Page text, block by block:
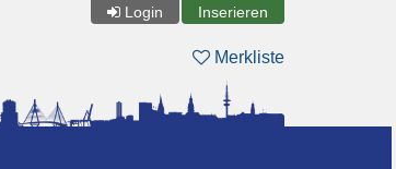
Login Inserieren
Merkliste